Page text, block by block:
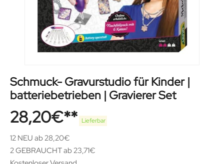
Schmuck- Gravurstudio für Kinder |
batteriebetrieben | Gravierer Set
28,20€ Lieferbar
12 NEU ab 28,20€
2 GEBRAUCHT ab 23,71€